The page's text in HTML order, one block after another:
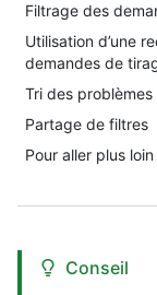
Filtrage des
Utilisation d’une
demandes de
Tri des
Partage de filtres
Pour aller plus loin
Conseil